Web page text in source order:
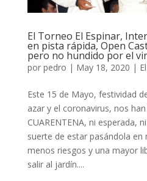
El Torneo El Espinar,
en pista rápida, Open
pero no hundido por el
por pedro | May 18, 2020 |
Este 15 de Mayo, festividad
azar y el coronavirus, nos
CUARENTENA, ni esperada,
suerte de estar pasándola en
menos riesgos y una mayor
salir al jardín....